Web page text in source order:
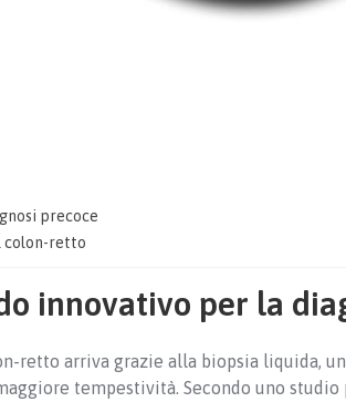
precoce
colon-retto
innovativo per la
retto arriva grazie alla biopsia liquida,
tempestività. Secondo uno